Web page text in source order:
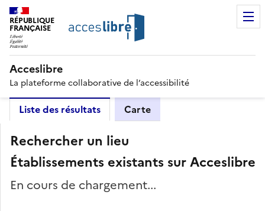
RÉPUBLIQUE
FRANÇAISE
Acceslibre
La plateforme collaborative de l’accessibilité
Liste des résultats Carte
Rechercher un lieu
Établissements existants sur Acceslibre
En cours de chargement...